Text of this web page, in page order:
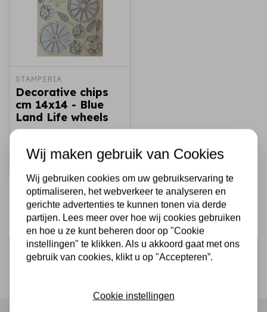
STAMPERIA
Decorative chips
cm 14x14 - Blue
Land Life wheels
Snel toevoegen
Schrijf je in voor de nieuwsbrief
Wij maken gebruik van Cookies
Wij gebruiken cookies om uw gebruikservaring te
optimaliseren, het webverkeer te analyseren en
gerichte advertenties te kunnen tonen via derde
partijen. Lees meer over hoe wij cookies gebruiken
en hoe u ze kunt beheren door op "Cookie
instellingen" te klikken. Als u akkoord gaat met ons
gebruik van cookies, klikt u op "Accepteren”.
Cookie instellingen